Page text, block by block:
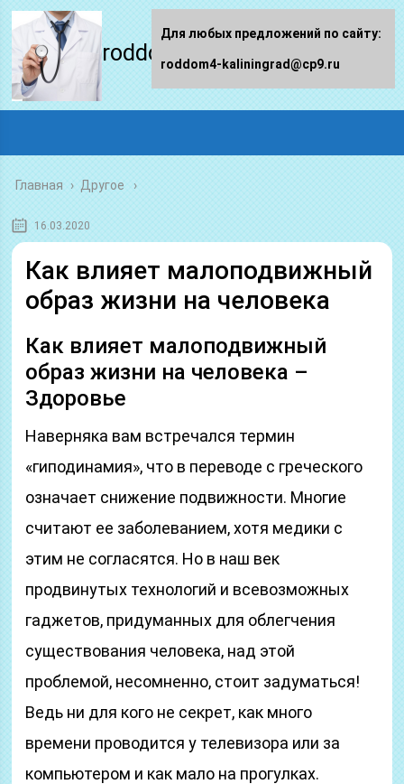
roddom4-kaliningrad.ru
Главная › Другое
16.03.2020
Как влияет малоподвижный
образ жизни на человека
Как влияет малоподвижный
образ жизни на человека –
Здоровье
Наверняка вам встречался термин
«гиподинамия», что в переводе с греческого
означает снижение подвижности. Многие
считают ее заболеванием, хотя медики с
этим не согласятся. Но в наш век
продвинутых технологий и всевозможных
гаджетов, придуманных для облегчения
существования человека, над этой
проблемой, несомненно, стоит задуматься!
Ведь ни для кого не секрет, как много
времени проводится у телевизора или за
компьютером и как мало на прогулках.
Для любых предложений по сайту:
roddom4-kaliningrad@cp9.ru